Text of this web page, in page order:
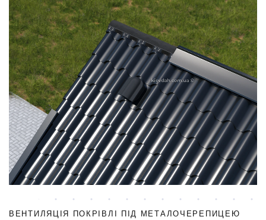
ВЕНТИЛЯЦІЯ ПОКРІВЛІ ПІД МЕТАЛОЧЕРЕПИЦЕЮ